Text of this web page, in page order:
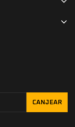
CANJEAR